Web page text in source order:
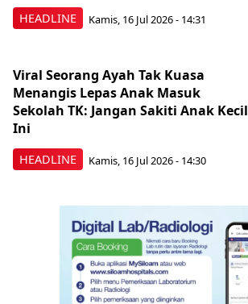
HEADLINE Kamis, 16 Jul 2026 - 14:31
HEADLINE
Viral Seorang Ayah Tak Kuasa
Menangis Lepas Anak Masuk
Sekolah TK: Jangan Sakiti Anak Kecil
Ini
Kamis, 16 Jul 2026 - 14:30